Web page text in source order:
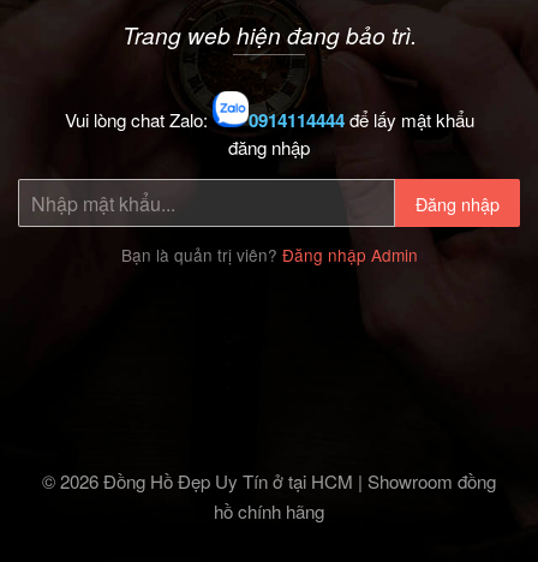
Trang web hiện đang bảo trì.
Vui lòng chat Zalo: 0914114444để lấy mật khẩu
đăng nhập
Đăng nhập
Bạn là quản trị viên? Đăng nhập Admin
© 2026 Đồng Hồ Đẹp Uy Tín ở tại HCM | Showroom đồng
hồ chính hãng‎